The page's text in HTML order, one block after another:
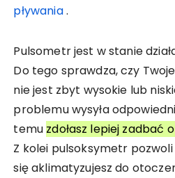
pływania.
Pulsometr jest w stanie
Do tego sprawdza, czy
nie jest zbyt wysokie lub
problemu wysyła
temu zdołasz lepiej zadbać
Z kolei pulsoksymetr
się aklimatyzujesz do